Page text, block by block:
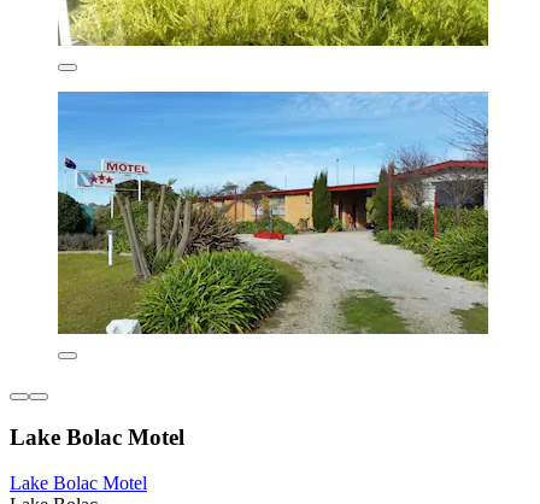
Lake Bolac Motel
Lake Bolac Motel